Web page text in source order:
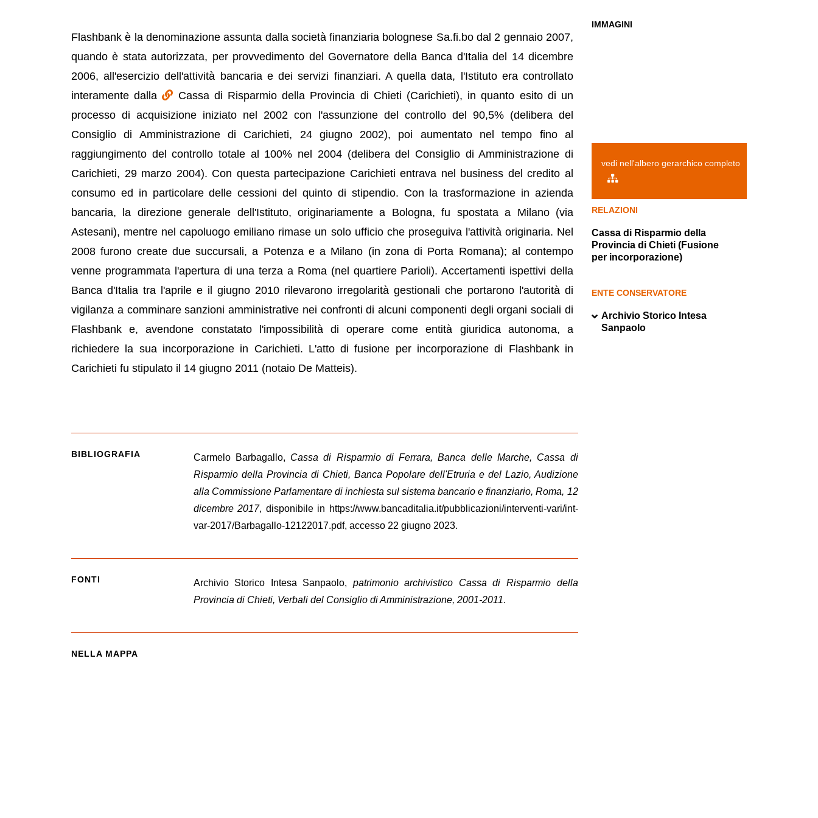
Flashbank è la denominazione assunta dalla società finanziaria bolognese Sa.fi.bo dal 2 gennaio 2007,
quando è stata autorizzata, per provvedimento del Governatore della Banca d'Italia del 14 dicembre
2006, all'esercizio dell'attività bancaria e dei servizi finanziari. A quella data, l'Istituto era controllato
interamente dalla
Cassa di Risparmio della Provincia di Chieti (Carichieti), in quanto esito di un
processo di acquisizione iniziato nel 2002 con l'assunzione del controllo del 90,5% (delibera del
Consiglio di Amministrazione di Carichieti, 24 giugno 2002), poi aumentato nel tempo fino al
raggiungimento del controllo totale al 100% nel 2004 (delibera del Consiglio di Amministrazione di
Carichieti, 29 marzo 2004). Con questa partecipazione Carichieti entrava nel business del credito al
consumo ed in particolare delle cessioni del quinto di stipendio. Con la trasformazione in azienda
bancaria, la direzione generale dell'Istituto, originariamente a Bologna, fu spostata a Milano (via
Astesani), mentre nel capoluogo emiliano rimase un solo ufficio che proseguiva l'attività originaria. Nel
2008 furono create due succursali, a Potenza e a Milano (in zona di Porta Romana); al contempo
venne programmata l'apertura di una terza a Roma (nel quartiere Parioli). Accertamenti ispettivi della
Banca d'Italia tra l'aprile e il giugno 2010 rilevarono irregolarità gestionali che portarono l'autorità di
vigilanza a comminare sanzioni amministrative nei confronti di alcuni componenti degli organi sociali di
Flashbank e, avendone constatato l'impossibilità di operare come entità giuridica autonoma, a
richiedere la sua incorporazione in Carichieti. L'atto di fusione per incorporazione di Flashbank in
Carichieti fu stipulato il 14 giugno 2011 (notaio De Matteis).
IMMAGINI
vedi nell'albero gerarchico completo
RELAZIONI
Cassa di Risparmio della
Provincia di Chieti (Fusione
per incorporazione)
ENTE CONSERVATORE
Archivio Storico Intesa
Sanpaolo
BIBLIOGRAFIA Carmelo Barbagallo, Cassa di Risparmio di Ferrara, Banca delle Marche, Cassa di
Risparmio della Provincia di Chieti, Banca Popolare dell'Etruria e del Lazio, Audizione
alla Commissione Parlamentare di inchiesta sul sistema bancario e finanziario, Roma, 12
dicembre 2017, disponibile in https://www.bancaditalia.it/pubblicazioni/interventi-vari/int-
var-2017/Barbagallo-12122017.pdf, accesso 22 giugno 2023.
FONTI Archivio Storico Intesa Sanpaolo, patrimonio archivistico Cassa di Risparmio della
Provincia di Chieti, Verbali del Consiglio di Amministrazione, 2001-2011.
NELLA MAPPA